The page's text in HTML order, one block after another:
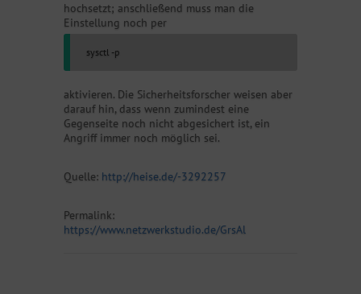
hochsetzt; anschließend muss man die
Einstellung noch per
sysctl -p
aktivieren. Die Sicherheitsforscher weisen aber
darauf hin, dass wenn zumindest eine
Gegenseite noch nicht abgesichert ist, ein
Angriff immer noch möglich sei.
Quelle: http://heise.de/-3292257
Permalink:
https://www.netzwerkstudio.de/GrsAl